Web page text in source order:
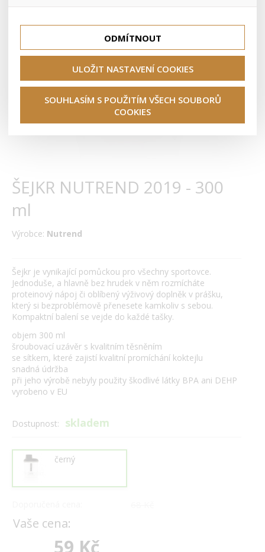
ŠEJKR NUTREND 2019 - 300
ml
Výrobce: Nutrend
Šejkr je vynikající pomůckou pro všechny sportovce.
Jednoduše, a hlavně bez hrudek v něm rozmícháte
proteinový nápoj či oblíbený výživový doplněk v prášku,
který si bezproblémově přenesete kamkoliv s sebou.
Kompaktní balení se vejde do každé tašky.
objem 300 ml
šroubovací uzávěr s kvalitním těsněním
se sítkem, které zajistí kvalitní promíchání koktejlu
snadná údržba
při jeho výrobě nebyly použity škodlivé látky BPA ani DEHP
vyrobeno v EU
Dostupnost: skladem
černý
Vaše cena:
59 Kč
se nevhodným doporučením produktů či jiným
nedůležitým nabídkám.
marketingové kampaně.
ODMÍTNOUT
ULOŽIT NASTAVENÍ COOKIES
SOUHLASÍM S POUŽITÍM VŠECH SOUBORŮ
COOKIES